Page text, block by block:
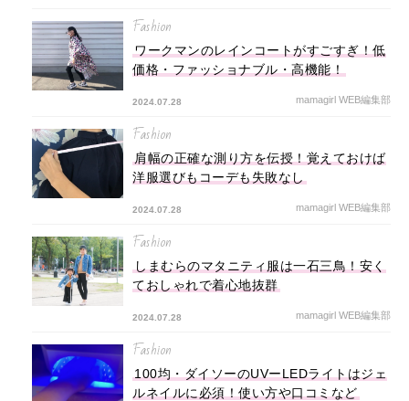
Fashion
ワークマンのレインコートがすごすぎ！低
価格・ファッショナブル・高機能！
2024.07.28 mamagirl WEB編集部
Fashion
肩幅の正確な測り方を伝授！覚えておけば
洋服選びもコーデも失敗なし
2024.07.28 mamagirl WEB編集部
Fashion
しまむらのマタニティ服は一石三鳥！安く
ておしゃれで着心地抜群
2024.07.28 mamagirl WEB編集部
Fashion
100均・ダイソーのUVーLEDライトはジェ
ルネイルに必須！使い方や口コミなど